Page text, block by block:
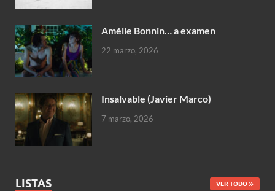
Amélie Bonnin… a examen
22 marzo, 2026
Insalvable (Javier Marco)
7 marzo, 2026
LISTAS VER TODO